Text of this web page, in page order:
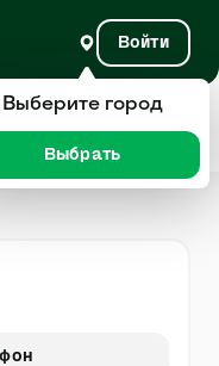
Войти
Выберите город
Выбрать